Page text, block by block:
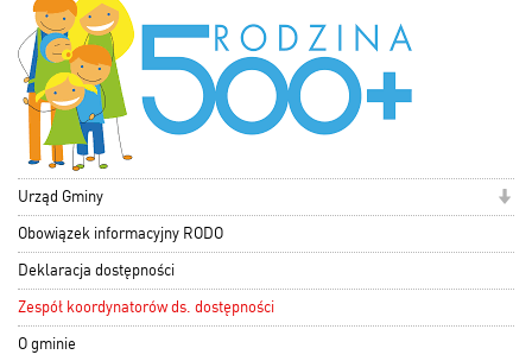
Urząd Gminy
Obowiązek informacyjny RODO
Deklaracja dostępności
Zespół koordynatorów ds. dostępności
O gminie